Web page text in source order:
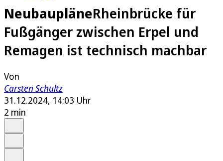
NeubaupläneRheinbrücke für
Fußgänger zwischen Erpel und
Remagen ist technisch machbar
Von
Carsten Schultz
31.12.2024, 14:03 Uhr
2 min